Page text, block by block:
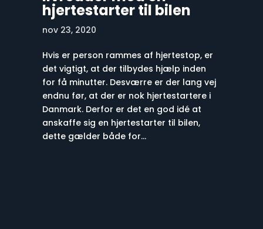
hjertestarter til bilen
nov 23, 2020
Hvis er person rammes af hjertestop, er
det vigtigt, at der tilbydes hjælp inden
for få minutter. Desværre er der lang vej
endnu før, at der er nok hjertestartere i
Danmark. Derfor er det en god idé at
anskaffe sig en hjertestarter til bilen,
dette gælder både for...